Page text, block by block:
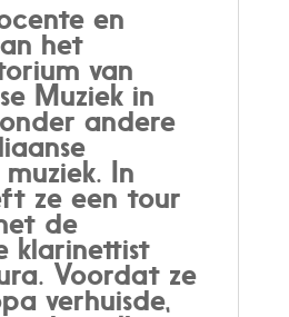
en
het
van
Muziek in
andere
In
ze een tour
de
klarinettist
Voordat ze
verhuisde,